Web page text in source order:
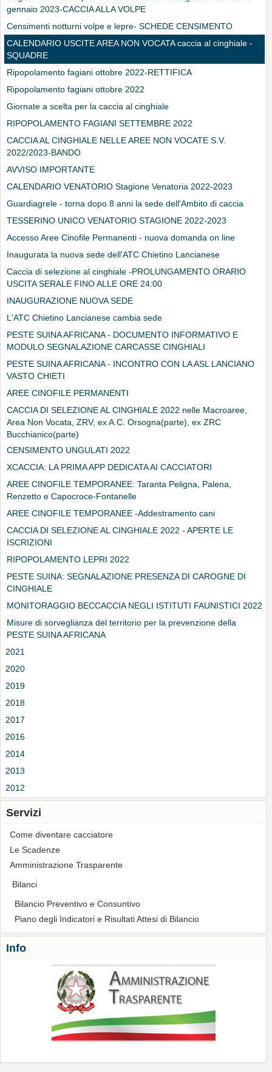
gennaio 2023-CACCIA ALLA VOLPE
Censimenti notturni volpe e lepre- SCHEDE CENSIMENTO
CALENDARIO USCITE AREA NON VOCATA caccia al cinghiale -
SQUADRE
Ripopolamento fagiani ottobre 2022-RETTIFICA
Ripopolamento fagiani ottobre 2022
Giornate a scelta per la caccia al cinghiale
RIPOPOLAMENTO FAGIANI SETTEMBRE 2022
CACCIA AL CINGHIALE NELLE AREE NON VOCATE S.V.
2022/2023-BANDO
AVVISO IMPORTANTE
CALENDARIO VENATORIO Stagione Venatoria 2022-2023
Guardiagrele - torna dopo 8 anni la sede dell'Ambito di caccia
TESSERINO UNICO VENATORIO STAGIONE 2022-2023
Accesso Aree Cinofile Permanenti - nuova domanda on line
Inaugurata la nuova sede dell'ATC Chietino Lancianese
Caccia di selezione al cinghiale -PROLUNGAMENTO ORARIO
USCITA SERALE FINO ALLE ORE 24:00
INAUGURAZIONE NUOVA SEDE
L'ATC Chietino Lancianese cambia sede
PESTE SUINA AFRICANA - DOCUMENTO INFORMATIVO E
MODULO SEGNALAZIONE CARCASSE CINGHIALI
PESTE SUINA AFRICANA - INCONTRO CON LA ASL LANCIANO
VASTO CHIETI
AREE CINOFILE PERMANENTI
CACCIA DI SELEZIONE AL CINGHIALE 2022 nelle Macroaree,
Area Non Vocata, ZRV, ex A.C. Orsogna(parte), ex ZRC
Bucchianico(parte)
CENSIMENTO UNGULATI 2022
XCACCIA: LA PRIMA APP DEDICATA AI CACCIATORI
AREE CINOFILE TEMPORANEE: Taranta Peligna, Palena,
Renzetto e Capocroce-Fontanelle
AREE CINOFILE TEMPORANEE -Addestramento cani
CACCIA DI SELEZIONE AL CINGHIALE 2022 - APERTE LE
ISCRIZIONI
RIPOPOLAMENTO LEPRI 2022
PESTE SUINA: SEGNALAZIONE PRESENZA DI CAROGNE DI
CINGHIALE
MONITORAGGIO BECCACCIA NEGLI ISTITUTI FAUNISTICI 2022
Misure di sorveglianza del territorio per la prevenzione della
PESTE SUINA AFRICANA
2021
2020
2019
2018
2017
2016
2014
2013
2012
Servizi
Come diventare cacciatore
Le Scadenze
Amministrazione Trasparente
Bilanci
Bilancio Preventivo e Consuntivo
Piano degli Indicatori e Risultati Attesi di Bilancio
Info